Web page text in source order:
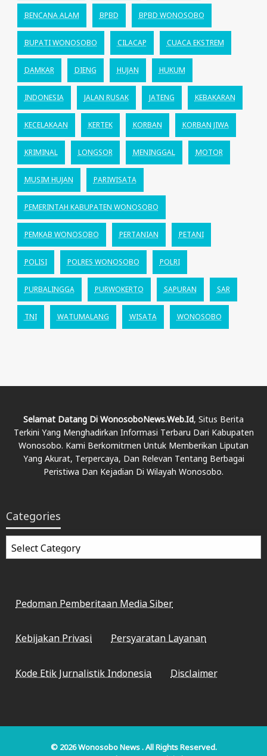
BENCANA ALAM BPBD BPBD WONOSOBO
BUPATI WONOSOBO CILACAP CUACA EKSTREM
DAMKAR DIENG HUJAN HUKUM
INDONESIA JALAN RUSAK JATENG KEBAKARAN
KECELAKAAN KERTEK KORBAN KORBAN JIWA
KRIMINAL LONGSOR MENINGGAL MOTOR
MUSIM HUJAN PARIWISATA
PEMERINTAH KABUPATEN WONOSOBO
PEMKAB WONOSOBO PERTANIAN PETANI
POLISI POLRES WONOSOBO POLRI
PURBALINGGA PURWOKERTO SAPURAN SAR
TNI WATUMALANG WISATA WONOSOBO
Selamat Datang Di WonosoboNews.web.id, Situs Berita
Terkini Yang Menghadirkan Informasi Terbaru Dari Kabupaten
Wonosobo. Kami Berkomitmen Untuk Memberikan Liputan
Yang Akurat, Terpercaya, Dan Relevan Tentang Berbagai
Peristiwa Dan Kejadian Di Wilayah Wonosobo.
Categories
Categories
Pedoman Pemberitaan Media Siber
Kebijakan Privasi Persyaratan Layanan
Kode Etik Jurnalistik Indonesia Disclaimer
© 2026Wonosobo News. All Rights Reserved.